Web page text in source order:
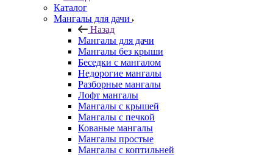
Каталог
Мангалы для дачи
Назад
Мангалы для дачи
Мангалы без крыши
Беседки с мангалом
Недорогие мангалы
Разборные мангалы
Лофт мангалы
Мангалы с крышей
Мангалы с печкой
Кованые мангалы
Мангалы простые
Мангалы с коптильней